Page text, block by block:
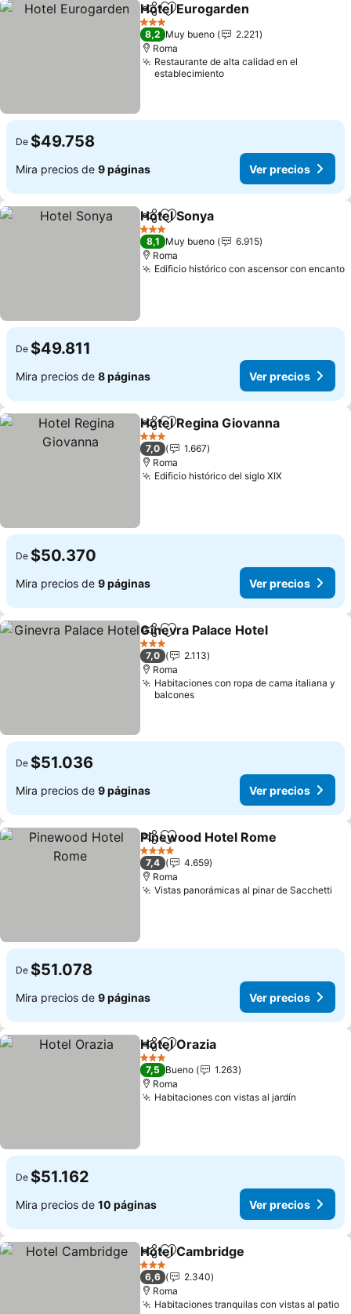
CompartirAgregar a favoritos
Hotel Eurogarden
3 Estrellas
8,2 Muy bueno
2.221
Roma
Restaurante de alta calidad en el
establecimiento
De $49.758
Mira precios de 9 páginas Ver precios
CompartirAgregar a favoritos
Hotel Sonya
3 Estrellas
8,1 Muy bueno
6.915
Roma
Edificio histórico con ascensor con encanto
De $49.811
Mira precios de 8 páginas Ver precios
CompartirAgregar a favoritos
Hotel Regina Giovanna
3 Estrellas
7,0
1.667
Roma
Edificio histórico del siglo XIXVer precios
De $50.370
Mira precios de 9 páginas Ver precios
CompartirAgregar a favoritos
Ginevra Palace Hotel
3 Estrellas
7,0
2.113
Roma
Habitaciones con ropa de cama italiana y
balcones
De $51.036
Mira precios de 9 páginas Ver precios
CompartirAgregar a favoritos
Pinewood Hotel Rome
4 Estrellas
7,4
4.659
Roma
Vistas panorámicas al pinar de Sacchetti
De $51.078
Mira precios de 9 páginas Ver precios
CompartirAgregar a favoritos
Hotel Orazia
3 Estrellas
7,5 Bueno
1.263
Roma
Habitaciones con vistas al jardín
De $51.162
Mira precios de 10 páginas Ver precios
CompartirAgregar a favoritos
Hotel Cambridge
3 Estrellas
6,6
2.340
Roma
Habitaciones tranquilas con vistas al patio